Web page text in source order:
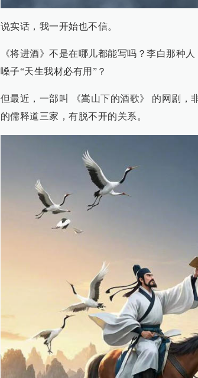
说实话，我一开始也不信。
《将进酒》不是在哪儿都能写吗？李白那种
嗓子“天生我材必有用”？
但最近，一部叫 《嵩山下的酒歌》 的网剧，
的儒释道三家，有脱不开的关系。